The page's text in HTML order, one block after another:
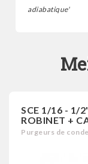
adiabatique'
SCE 1/16 - 1/
ROBINET +
Purgeurs de